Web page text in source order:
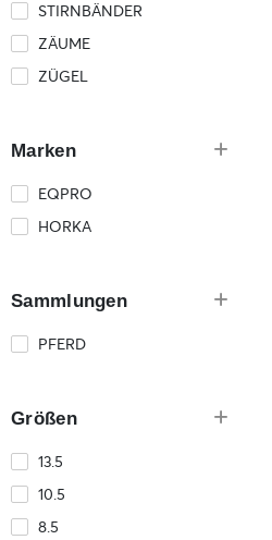
STIRNBÄNDER
ZÄUME
ZÜGEL
Marken
EQPRO
HORKA
Sammlungen
PFERD
Größen
13.5
10.5
8.5